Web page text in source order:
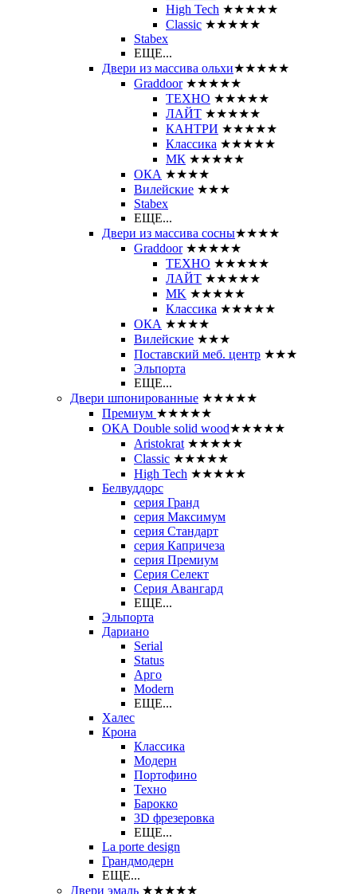
High Tech ★★★★★
Classic ★★★★★
Stabex
ЕЩЕ...
Двери из массива ольхи★★★★★
Graddoor ★★★★★
ТЕХНО ★★★★★
ЛАЙТ ★★★★★
КАНТРИ ★★★★★
Классика ★★★★★
МК ★★★★★
ОКА ★★★★
Вилейские ★★★
Stabex
ЕЩЕ...
Двери из массива сосны★★★★
Graddoor ★★★★★
ТЕХНО ★★★★★
ЛАЙТ ★★★★★
MK ★★★★★
Классика ★★★★★
ОКА ★★★★
Вилейские ★★★
Поставский меб. центр ★★★
Эльпорта
ЕЩЕ...
Двери шпонированные ★★★★★
Премиум ★★★★★
ОКА Double solid wood★★★★★
Aristokrat ★★★★★
Classic ★★★★★
High Tech ★★★★★
Белвуддорс
серия Гранд
серия Максимум
серия Стандарт
серия Капричеза
серия Премиум
Серия Селект
Серия Авангард
ЕЩЕ...
Эльпорта
Дариано
Serial
Status
Арго
Modern
ЕЩЕ...
Халес
Крона
Классика
Модерн
Портофино
Техно
Барокко
3D фрезеровка
ЕЩЕ...
La porte design
Грандмодерн
ЕЩЕ...
Двери эмаль ★★★★★